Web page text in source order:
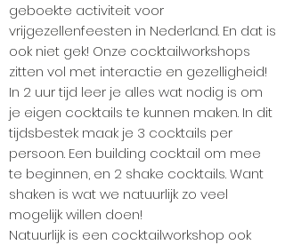
geboekte activiteit voor
vrijgezellenfeesten in Nederland. En dat is
ook niet gek! Onze cocktailworkshops
zitten vol met interactie en gezelligheid!
In 2 uur tijd leer je alles wat nodig is om
je eigen cocktails te kunnen maken. In dit
tijdsbestek maak je 3 cocktails per
persoon. Een building cocktail om mee
te beginnen, en 2 shake cocktails. Want
shaken is wat we natuurlijk zo veel
mogelijk willen doen!
Natuurlijk is een cocktailworkshop ook